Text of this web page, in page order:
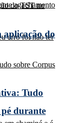
pé durante
aplicação do
Tudo